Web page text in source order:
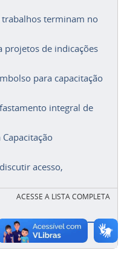
trabalhos terminam no
projetos de indicações
para capacitação
integral de
acesso,
ACESSE A LISTA COMPLETA